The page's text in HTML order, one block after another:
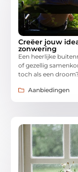
Creëer jouw
zonwering
Een heerlijke
of gezellig
toch als een
Aanbiedingen